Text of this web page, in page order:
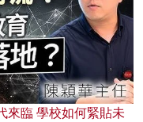
來臨 學校如何緊貼未